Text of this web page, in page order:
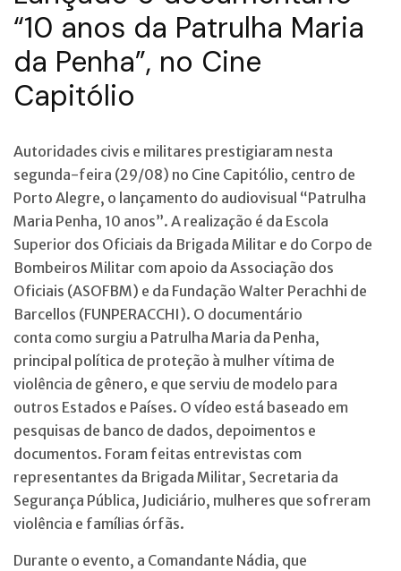
“10 anos da Patrulha Maria
da Penha”, no Cine
Capitólio
Autoridades civis e militares prestigiaram nesta
segunda-feira (29/08) no Cine Capitólio, centro de
Porto Alegre, o lançamento do audiovisual “Patrulha
Maria Penha, 10 anos”. A realização é da Escola
Superior dos Oficiais da Brigada Militar e do Corpo de
Bombeiros Militar com apoio da Associação dos
Oficiais (ASOFBM) e da Fundação Walter Perachhi de
Barcellos (FUNPERACCHI). O documentário
conta como surgiu a Patrulha Maria da Penha,
principal política de proteção à mulher vítima de
violência de gênero, e que serviu de modelo para
outros Estados e Países. O vídeo está baseado em
pesquisas de banco de dados, depoimentos e
documentos. Foram feitas entrevistas com
representantes da Brigada Militar, Secretaria da
Segurança Pública, Judiciário, mulheres que sofreram
violência e famílias órfãs.
Durante o evento, a Comandante Nádia, que